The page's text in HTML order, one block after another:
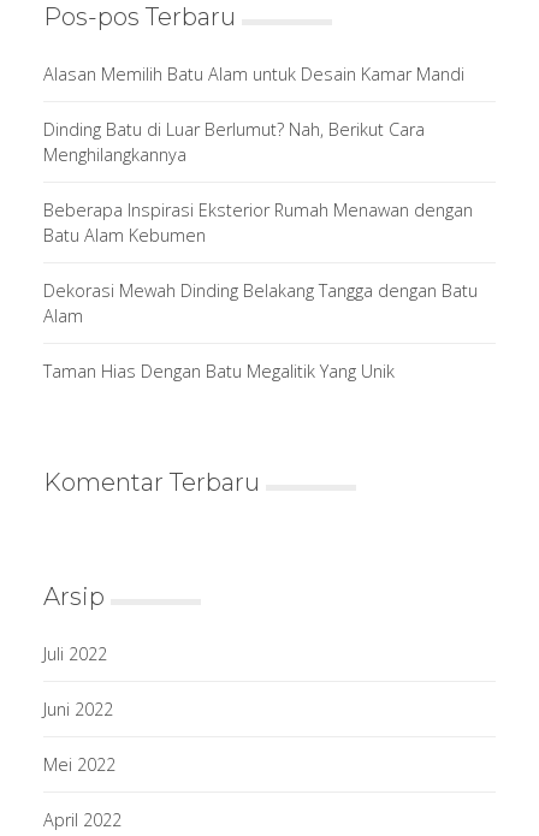
Pos-pos Terbaru
Alasan Memilih Batu Alam untuk Desain Kamar Mandi
Dinding Batu di Luar Berlumut? Nah, Berikut Cara
Menghilangkannya
Beberapa Inspirasi Eksterior Rumah Menawan dengan
Batu Alam Kebumen
Dekorasi Mewah Dinding Belakang Tangga dengan Batu
Alam
Taman Hias Dengan Batu Megalitik Yang Unik
Komentar Terbaru
Arsip
Juli 2022
Juni 2022
Mei 2022
April 2022